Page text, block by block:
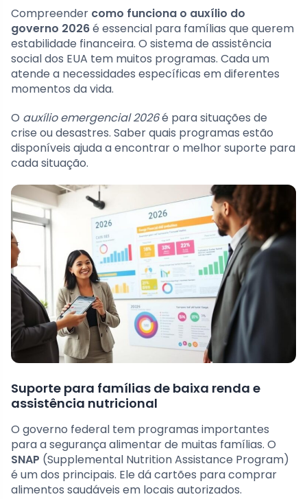
Compreender como funciona o auxílio do
governo 2026é essencial para famílias que querem
estabilidade financeira. O sistema de assistência
social dos EUA tem muitos programas. Cada um
atende a necessidades específicas em diferentes
momentos da vida.
O auxílio emergencial 2026é para situações de
crise ou desastres. Saber quais programas estão
disponíveis ajuda a encontrar o melhor suporte para
cada situação.
Suporte para famílias de baixa renda e
assistência nutricional
O governo federal tem programas importantes
para a segurança alimentar de muitas famílias. O
SNAP (Supplemental Nutrition Assistance Program)
é um dos principais. Ele dá cartões para comprar
alimentos saudáveis em locais autorizados.